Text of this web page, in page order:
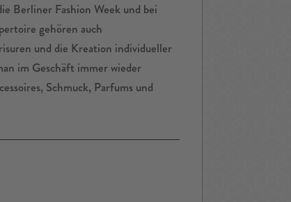
Berliner Fashion Week und bei
gehören auch
und die Kreation individueller
im Geschäft immer wieder
Schmuck, Parfums und